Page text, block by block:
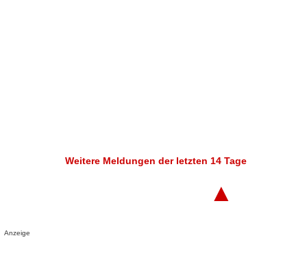
Weitere Meldungen der letzten 14 Tage
▲
Anzeige